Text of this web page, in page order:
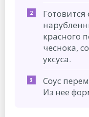
красного
чеснока,
уксуса.
Соус
Из нее